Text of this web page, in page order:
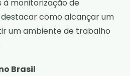
monitorização de
como alcançar um
um ambiente de trabalho
Brasil